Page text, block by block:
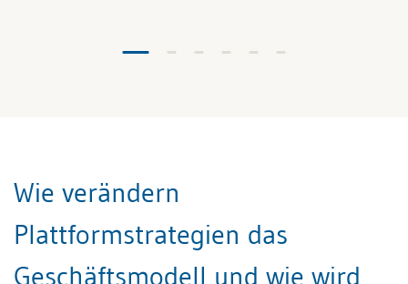
Wie verändern
Plattformstrategien das
Geschäftsmodell und wie wird